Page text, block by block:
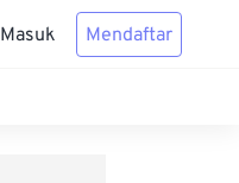
Masuk Mendaftar